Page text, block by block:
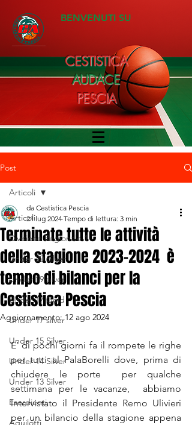
BENVENUTI SU
CESTISTICA
AUDACE
PESCIA
Post
Articoli
Divisione Regionale 1
Under 20 Silver
Under 19 silver
Under 17 Gold
Under 17 silver
Under 15 Silver
Under 14 Silver
Under 13 Silver
Esordienti
Aquilotti
Articoli
Terminate tutte le attività
della stagione 2023-2024 è
tempo di bilanci per la
Cestistica Pescia
da Cestistica Pescia
21 lug 2024 Tempo di lettura: 3 min
Aggiornamento:12 ago 2024
E’ di pochi giorni fa il rompete le righe
per tutti al PalaBorelli dove, prima di
chiudere le porte  per qualche
settimana per le vacanze,  abbiamo
intervistato il Presidente Remo Ulivieri
per un bilancio della stagione appena